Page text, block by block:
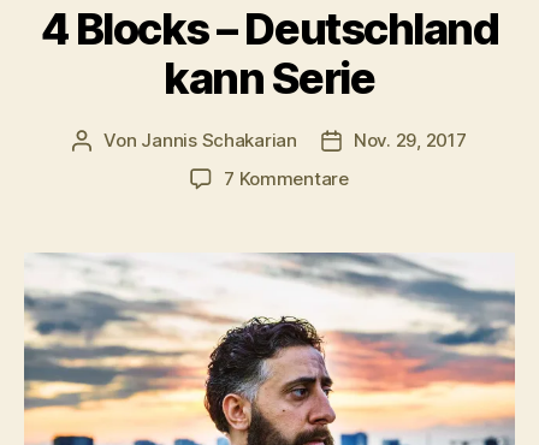
4 Blocks – Deutschland
kann Serie
Beitragsautor
Von Jannis Schakarian Veröffentlichungsdatum
Nov. 29, 2017
7 Kommentarezu
–
Deutschland
Serie